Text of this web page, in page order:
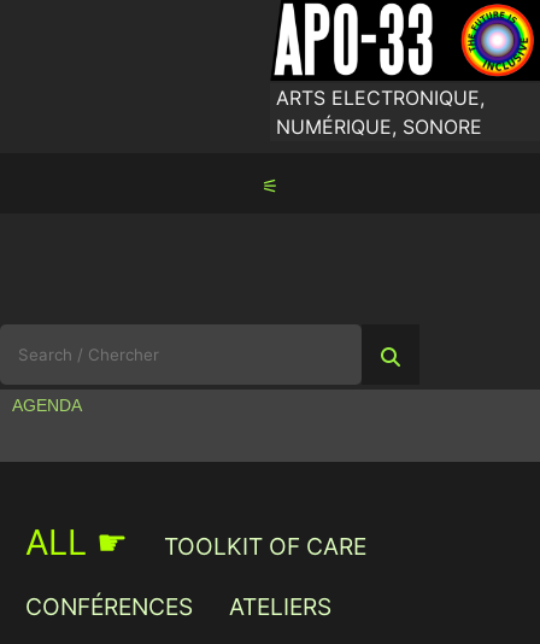
ARTS ELECTRONIQUE,
NUMÉRIQUE, SONORE
⚟
for:
AGENDA
ALL ☛ TOOLKIT OF CARE
CONFÉRENCES
ATELIERS